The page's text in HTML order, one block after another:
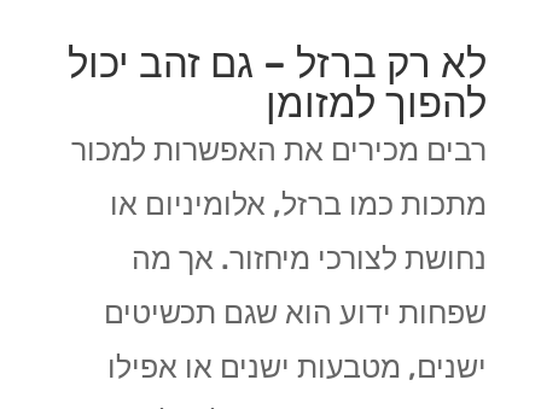
לא רק ברזל – גם זהב יכול
להפוך למזומן
רבים מכירים את האפשרות למכור
מתכות כמו ברזל, אלומיניום או
נחושת לצורכי מיחזור. אך מה
שפחות ידוע הוא שגם תכשיטים
ישנים, מטבעות ישנים או אפילו